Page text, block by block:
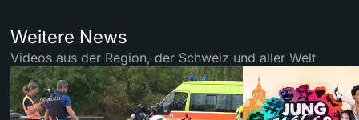
Weitere News
Videos aus der Region, der Schweiz und aller Welt